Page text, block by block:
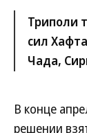
Триполи
сил
Чада,
В конце
решении